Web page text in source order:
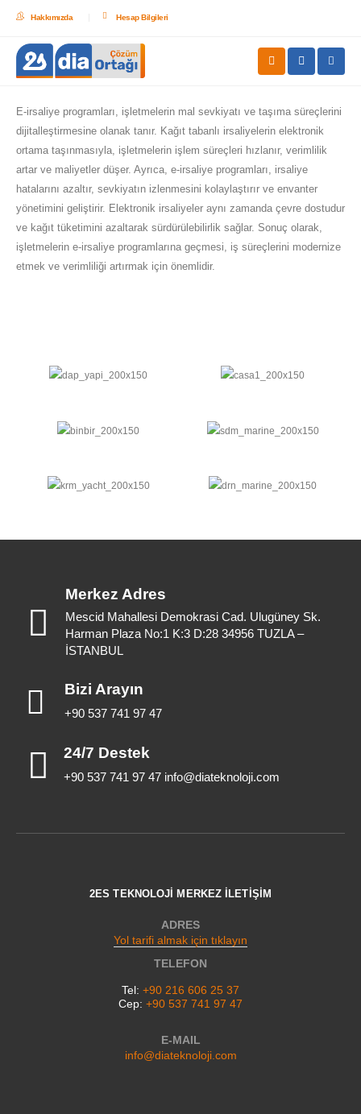
Hakkımızda Hesap Bilgileri
E-irsaliye programları, işletmelerin mal sevkiyatı ve taşıma süreçlerini
dijitalleştirmesine olanak tanır. Kağıt tabanlı irsaliyelerin elektronik
ortama taşınmasıyla, işletmelerin işlem süreçleri hızlanır, verimlilik
artar ve maliyetler düşer. Ayrıca, e-irsaliye programları, irsaliye
hatalarını azaltır, sevkiyatın izlenmesini kolaylaştırır ve envanter
yönetimini geliştirir. Elektronik irsaliyeler aynı zamanda çevre dostudur
ve kağıt tüketimini azaltarak sürdürülebilirlik sağlar. Sonuç olarak,
işletmelerin e-irsaliye programlarına geçmesi, iş süreçlerini modernize
etmek ve verimliliği artırmak için önemlidir.
Merkez Adres
Mescid Mahallesi Demokrasi Cad. Ulugüney Sk.
Harman Plaza No:1 K:3 D:28 34956 TUZLA –
İSTANBUL
Bizi Arayın
+90 537 741 97 47
24/7 Destek
+90 537 741 97 47 info@diateknoloji.com
2ES TEKNOLOJİ MERKEZ İLETİŞİM
ADRES
Yol tarifi almak için tıklayın
TELEFON
Tel: +90 216 606 25 37
Cep: +90 537 741 97 47
E-MAIL
info@diateknoloji.com